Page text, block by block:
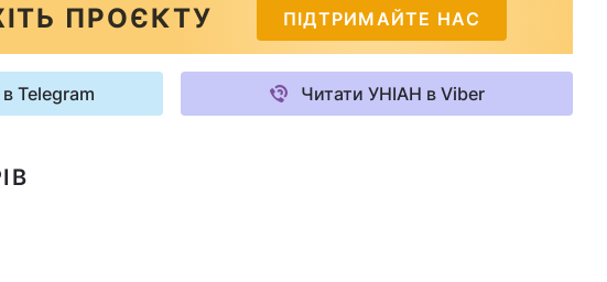
ПРОЄКТУ ПІДТРИМАЙТЕ НАС
Telegram Читати УНІАН в Viber